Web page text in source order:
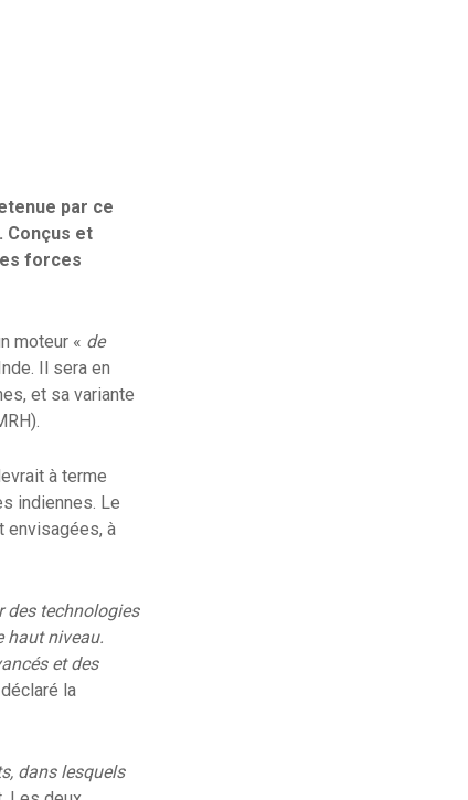
par ce
Conçus et
forces
moteur « de
Il sera en
et sa variante
à terme
indiennes. Le
envisagées, à
des technologies
haut niveau.
et des
la
dans lesquels